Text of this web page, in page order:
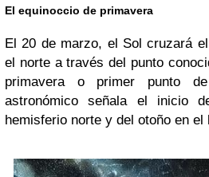
El equinoccio de primavera
El 20 de marzo, el Sol cruzará
el norte a través del punto
primavera o primer punto
astronómico señala el inicio
hemisferio norte y del otoño en el